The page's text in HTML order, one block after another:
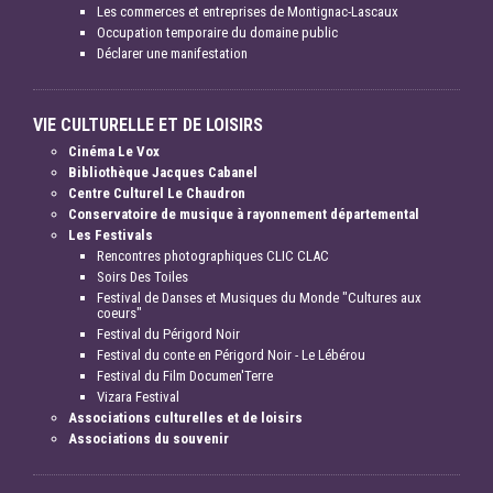
Les commerces et entreprises de Montignac-Lascaux
Occupation temporaire du domaine public
Déclarer une manifestation
VIE CULTURELLE ET DE LOISIRS
Cinéma Le Vox
Bibliothèque Jacques Cabanel
Centre Culturel Le Chaudron
Conservatoire de musique à rayonnement départemental
Les Festivals
Rencontres photographiques CLIC CLAC
Soirs Des Toiles
Festival de Danses et Musiques du Monde "Cultures aux
coeurs"
Festival du Périgord Noir
Festival du conte en Périgord Noir - Le Lébérou
Festival du Film Documen'Terre
Vizara Festival
Associations culturelles et de loisirs
Associations du souvenir